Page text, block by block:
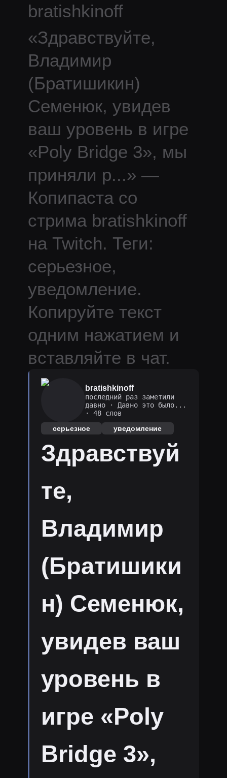
bratishkinoff
«Здравствуйте,
Владимир
(Братишикин)
Семенюк, увидев
ваш уровень в игре
«Poly Bridge 3», мы
приняли р...» —
Копипаста со
стрима bratishkinoff
на Twitch. Теги:
серьезное,
уведомление.
Копируйте текст
одним нажатием и
вставляйте в чат.
bratishkinoff
последний раз заметили
давно·
Давно это было...
· 48 слов
серьезное
уведомление
Здравствуй
те,
Владимир
(Братишики
н) Семенюк,
увидев ваш
уровень в
игре «Poly
Bridge 3»,